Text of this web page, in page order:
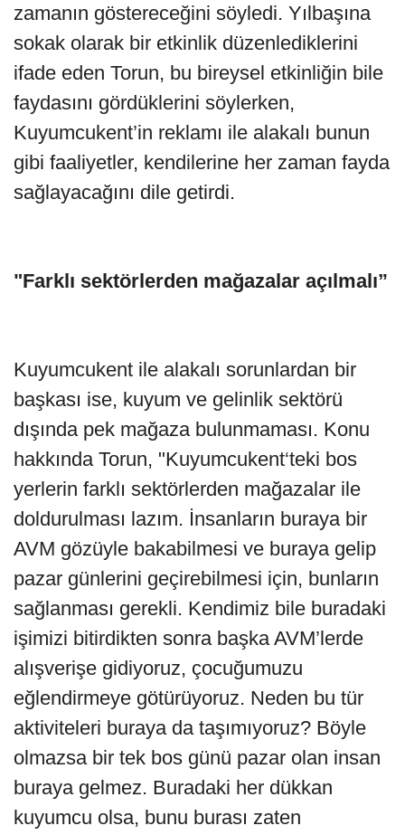
zamanın göstereceğini söyledi. Yılbaşına
sokak olarak bir etkinlik düzenlediklerini
ifade eden Torun, bu bireysel etkinliğin bile
faydasını gördüklerini söylerken,
Kuyumcukent’in reklamı ile alakalı bunun
gibi faaliyetler, kendilerine her zaman fayda
sağlayacağını dile getirdi.
"Farklı sektörlerden mağazalar açılmalı”
Kuyumcukent ile alakalı sorunlardan bir
başkası ise, kuyum ve gelinlik sektörü
dışında pek mağaza bulunmaması. Konu
hakkında Torun, "Kuyumcukent‘teki bos
yerlerin farklı sektörlerden mağazalar ile
doldurulması lazım. İnsanların buraya bir
AVM gözüyle bakabilmesi ve buraya gelip
pazar günlerini geçirebilmesi için, bunların
sağlanması gerekli. Kendimiz bile buradaki
işimizi bitirdikten sonra başka AVM’lerde
alışverişe gidiyoruz, çocuğumuzu
eğlendirmeye götürüyoruz. Neden bu tür
aktiviteleri buraya da taşımıyoruz? Böyle
olmazsa bir tek bos günü pazar olan insan
buraya gelmez. Buradaki her dükkan
kuyumcu olsa, bunu burası zaten